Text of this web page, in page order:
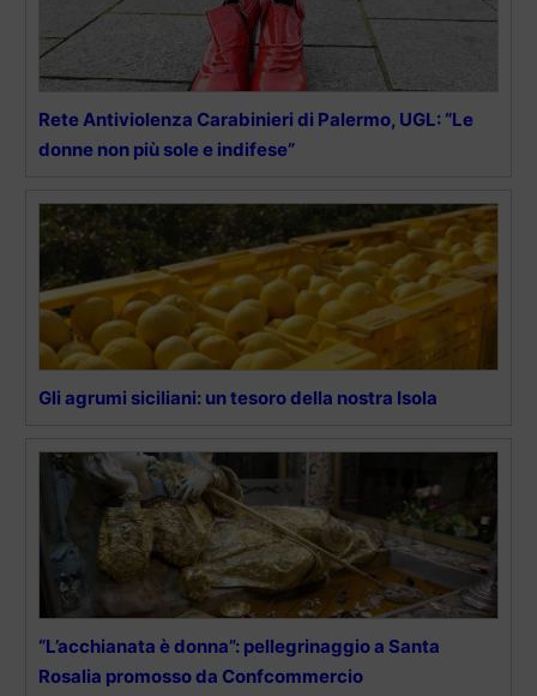
Rete Antiviolenza Carabinieri di Palermo, UGL: “Le
donne non più sole e indifese”
Gli agrumi siciliani: un tesoro della nostra Isola
“L’acchianata è donna”: pellegrinaggio a Santa
Rosalia promosso da Confcommercio